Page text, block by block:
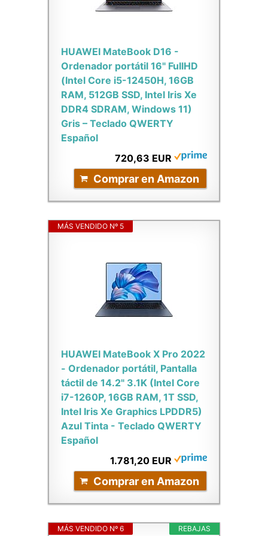
HUAWEI MateBook D16 -
Ordenador portátil 16" FullHD
(Intel Core i5-12450H, 16GB
RAM, 512GB SSD, Intel Iris Xe
DDR4 SDRAM, Windows 11)
Gris – Teclado QWERTY
Español
720,63 EUR
Comprar en Amazon
MÁS VENDIDO Nº 5
HUAWEI MateBook X Pro 2022
- Ordenador portátil, Pantalla
táctil de 14.2" 3.1K (Intel Core
i7-1260P, 16GB RAM, 1T SSD,
Intel Iris Xe Graphics LPDDR5)
Azul Tinta - Teclado QWERTY
Español
1.781,20 EUR
Comprar en Amazon
REBAJAS
MÁS VENDIDO Nº 6